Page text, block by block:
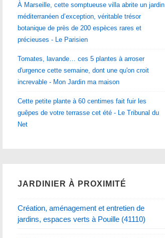
À Marseille, cette somptueuse villa abrite un jardin
méditerranéen d’exception, véritable trésor
botanique de près de 200 espèces rares et
précieuses - Le Parisien
Tomates, lavande… ces 5 plantes à arroser
d'urgence cette semaine, dont une qu'on croit
increvable - Mon Jardin ma maison
Cette petite plante à 60 centimes fait fuir les
guêpes de votre terrasse cet été - Le Tribunal du
Net
JARDINIER À PROXIMITÉ
Création, aménagement et entretien de
jardins, espaces verts à Pouille (41110)